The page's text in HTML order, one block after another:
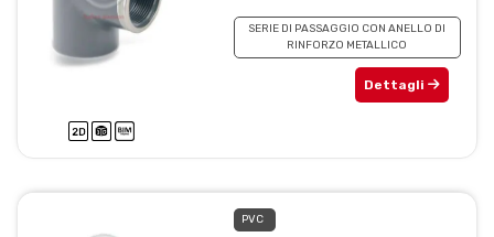
SERIE DI PASSAGGIO CON ANELLO DI
RINFORZO METALLICO
Dettagli
PVC